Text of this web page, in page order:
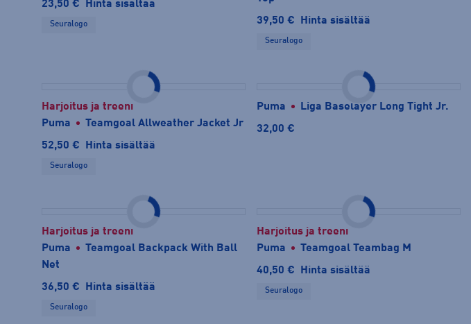
23,50 €
Hinta sisältää
Seuralogo
39,50 €
Hinta sisältää
Seuralogo
Harjoitus ja treeni
Puma
Teamgoal Allweather Jacket Jr
52,50 €
Hinta sisältää
Seuralogo
Puma
Liga Baselayer Long Tight Jr.
32,00 €
Harjoitus ja treeni
Puma
Teamgoal Backpack With Ball
Net
36,50 €
Hinta sisältää
Seuralogo
Harjoitus ja treeni
Puma
Teamgoal Teambag M
40,50 €
Hinta sisältää
Seuralogo